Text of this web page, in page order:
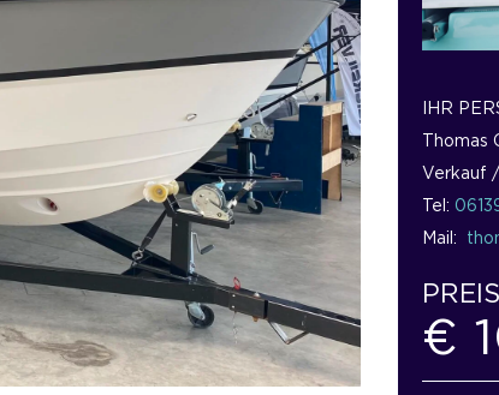
IHR
Thomas
Verkauf
Tel:
Mail:
PREIS
€